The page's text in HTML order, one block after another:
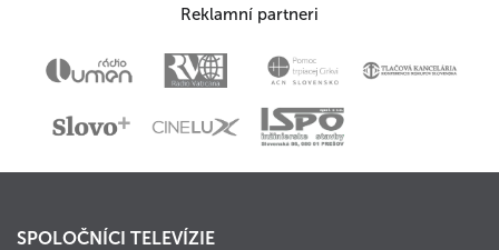
Reklamní partneri
SPOLOČNÍCI TELEVÍZIE